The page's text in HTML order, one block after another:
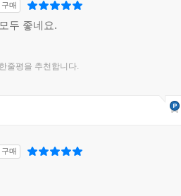
구매
두 좋네요.
줄평을 추천합니다.
구매